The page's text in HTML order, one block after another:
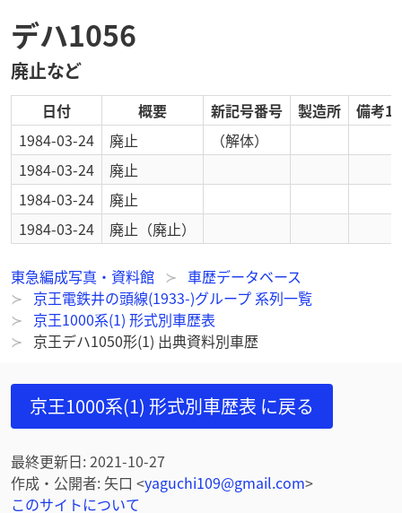
デハ1056
廃止など
日付 概要 新記号番号 製造所
備考1
1984-03-24
廃止
（解体）
1984-03-24
廃止
1984-03-24
廃止
1984-03-24
廃止 （廃止）
東急編成写真・資料館
車歴データベース
京王電鉄井の頭線(1933-)グループ 系列一覧
京王1000系(1) 形式別車歴表
京王デハ1050形(1) 出典資料別車歴
京王1000系(1) 形式別車歴表 に戻る
最終更新日:2021-10-27
作成・公開者: 矢口 <yaguchi109@gmail.com>
このサイトについて